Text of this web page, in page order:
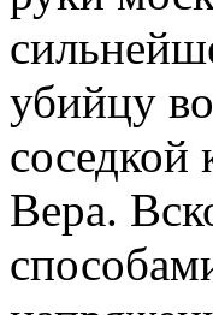
убийцу
Вера.